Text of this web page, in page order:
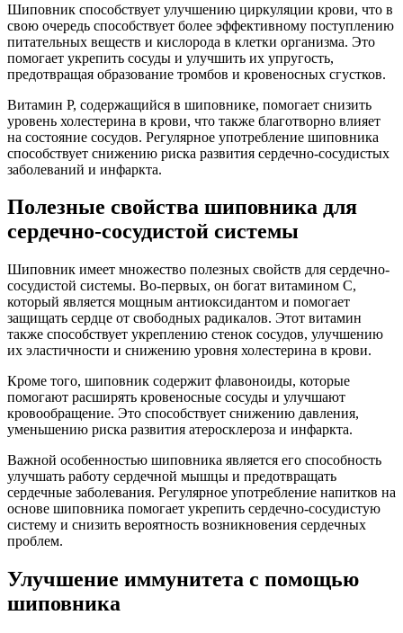
Шиповник способствует улучшению циркуляции крови, что в
свою очередь способствует более эффективному поступлению
питательных веществ и кислорода в клетки организма. Это
помогает укрепить сосуды и улучшить их упругость,
предотвращая образование тромбов и кровеносных сгустков.
Витамин Р, содержащийся в шиповнике, помогает снизить
уровень холестерина в крови, что также благотворно влияет
на состояние сосудов. Регулярное употребление шиповника
способствует снижению риска развития сердечно-сосудистых
заболеваний и инфаркта.
Полезные свойства шиповника для
сердечно-сосудистой системы
Шиповник имеет множество полезных свойств для сердечно-
сосудистой системы. Во-первых, он богат витамином С,
который является мощным антиоксидантом и помогает
защищать сердце от свободных радикалов. Этот витамин
также способствует укреплению стенок сосудов, улучшению
их эластичности и снижению уровня холестерина в крови.
Кроме того, шиповник содержит флавоноиды, которые
помогают расширять кровеносные сосуды и улучшают
кровообращение. Это способствует снижению давления,
уменьшению риска развития атеросклероза и инфаркта.
Важной особенностью шиповника является его способность
улучшать работу сердечной мышцы и предотвращать
сердечные заболевания. Регулярное употребление напитков на
основе шиповника помогает укрепить сердечно-сосудистую
систему и снизить вероятность возникновения сердечных
проблем.
Улучшение иммунитета с помощью
шиповника